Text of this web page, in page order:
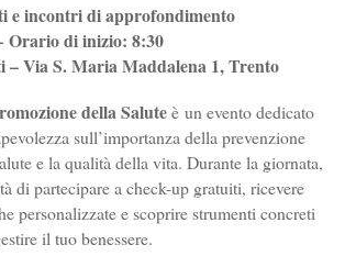
e incontri di approfondimento
Orario di inizio: 8:30
– Via S. Maria Maddalena 1, Trento
della Saluteè un evento dedicato
sull’importanza della prevenzione
e la qualità della vita. Durante la giornata,
di partecipare a check-up gratuiti, ricevere
personalizzate e scoprire strumenti concreti
il tuo benessere.